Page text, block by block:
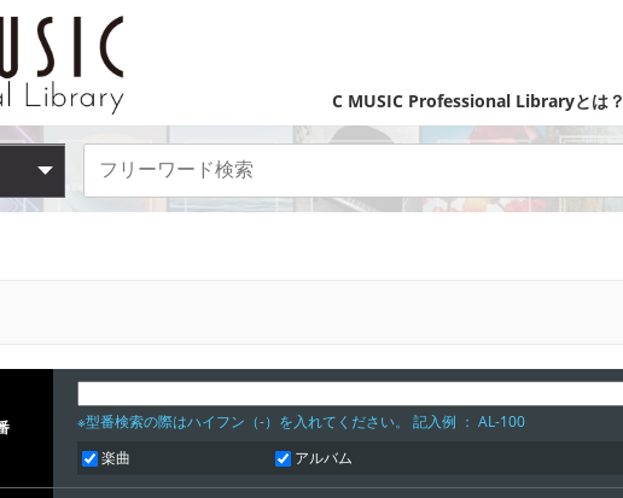
C MUSIC Professional Libraryとは？
※型番検索の際はハイフン（-）を入れてください。 記入例 ： AL-100
楽曲
アルバム